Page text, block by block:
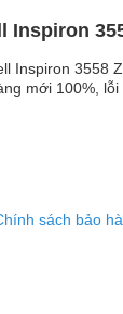
Inspiron
Inspiron 3558
mới 100%,
sách bảo